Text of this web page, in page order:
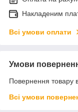
Накладеним
Всі умови оплати
Умови
Повернення товару
Всі умови